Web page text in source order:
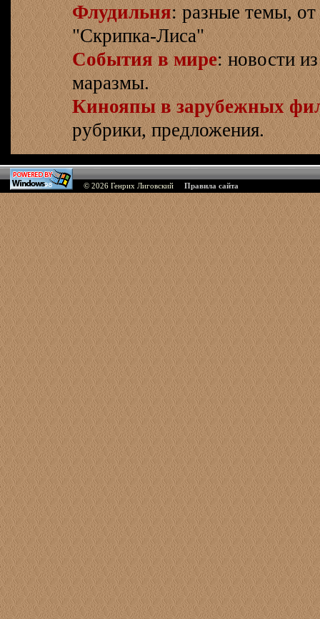
Флудильня: разные темы,
"Скрипка-Лиса"
События в мире: новости
маразмы.
Кинояпы в зарубежных
рубрики, предложения.
© 2026 Генрих Лиговский Правила сайта